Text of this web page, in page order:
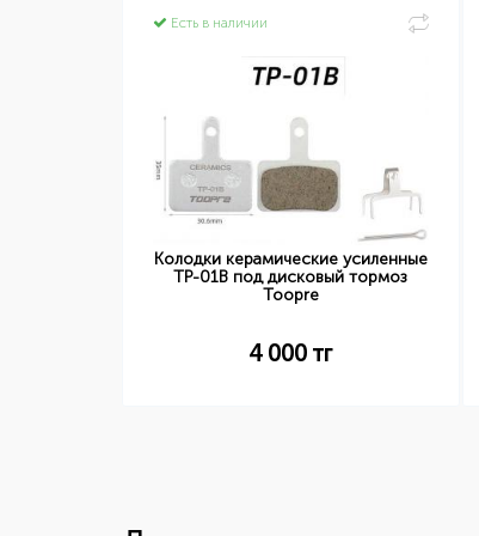
Есть в наличии
Колодки керамические усиленные
TP-01B под дисковый тормоз
Toopre
4 000 тг